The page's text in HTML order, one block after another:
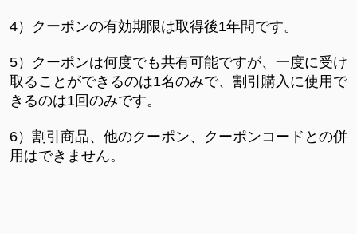
4）クーポンの有効期限は取得後1年間です。
5）クーポンは何度でも共有可能ですが、一度に受け
取ることができるのは1名のみで、割引購入に使用で
きるのは1回のみです。
6）割引商品、他のクーポン、クーポンコードとの併
用はできません。